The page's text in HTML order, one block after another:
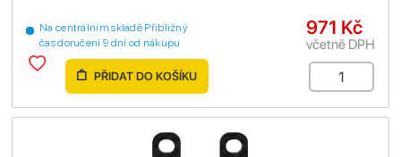
Na centrálním skladě Přibližný
čas doručení 9 dní od nákupu
971 Kč
včetně DPH
PŘIDAT DO KOŠÍKU